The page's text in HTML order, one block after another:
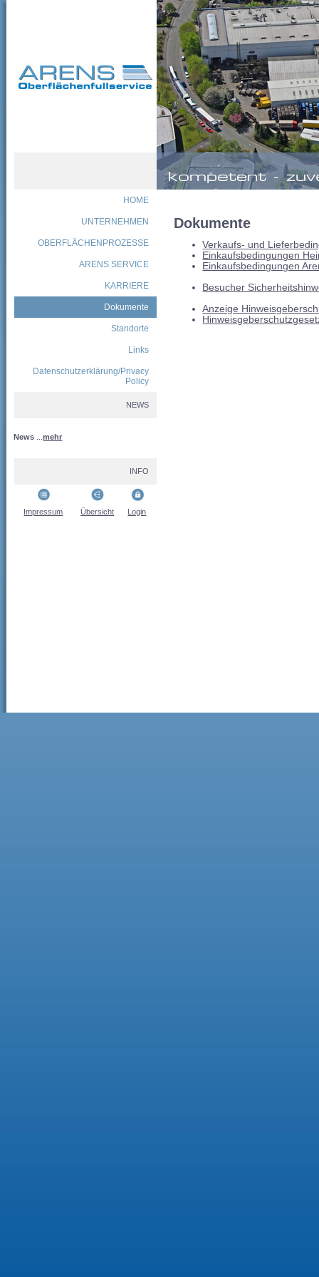
HOME
UNTERNEHMEN
OBERFLÄCHENPROZESSE
ARENS SERVICE
KARRIERE
Dokumente
Standorte
Links
Datenschutzerklärung/Privacy
Policy
NEWS
News ...mehr
INFO
Impressum Übersicht Login
Dokumente
Verkaufs- und
Einkaufsbedingungen
Einkaufsbedingungen
Besucher
Anzeige